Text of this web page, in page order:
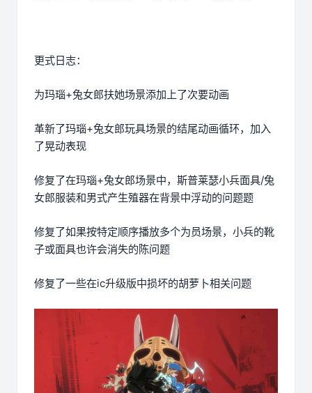
更式日志：
为玛瑙+兔女郎扶她场景添加上了次要动画
革新了玛瑙+兔女郎玩具场景的结尾动画循环，加入
了晃动表现
修复了在玛瑙+兔女郎场景中，斯普莱瑟小兵面具/兔
女郎服装和男式产生殖器在背景中浮动的问题题
修复了如果按特定顺序播放多个为员场景，小兵的靴
子或面具也许会消失的陈问题
修复了一些在ic升级版中损坏的胡萝卜相关问题